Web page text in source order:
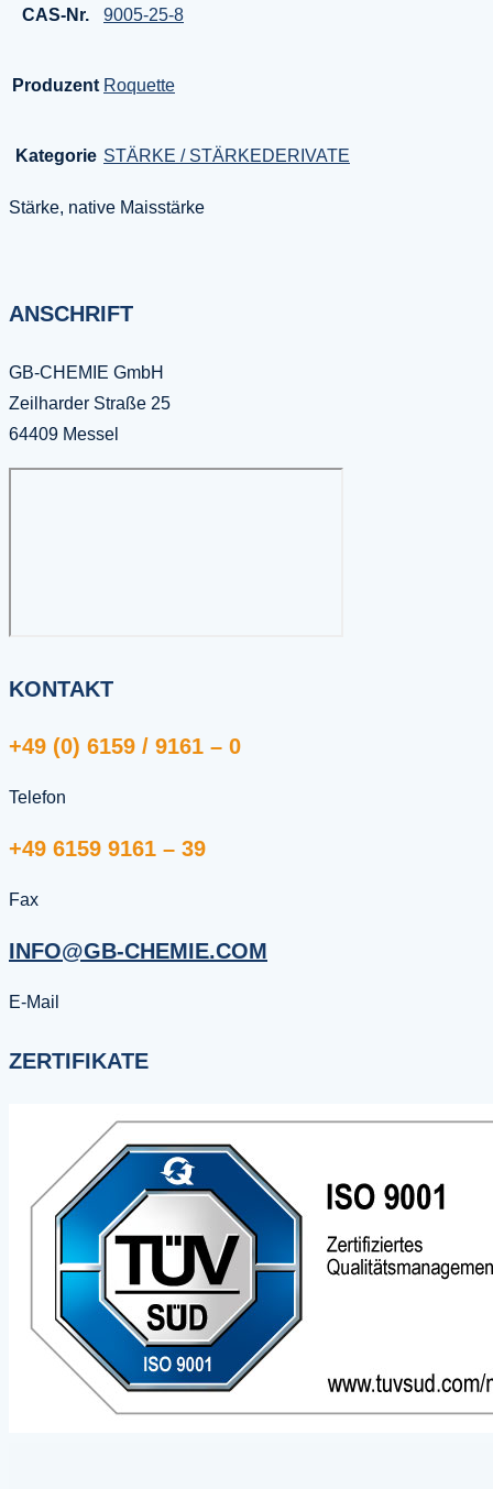
CAS-Nr. 9005-25-8
Produzent Roquette
Kategorie STÄRKE / STÄRKEDERIVATE
Stärke, native Maisstärke
ANSCHRIFT
GB-CHEMIE GmbH
Zeilharder Straße 25
64409 Messel
KONTAKT
+49 (0) 6159 / 9161 – 0
Telefon
+49 6159 9161 – 39
Fax
INFO@GB-CHEMIE.COM
E-Mail
ZERTIFIKATE